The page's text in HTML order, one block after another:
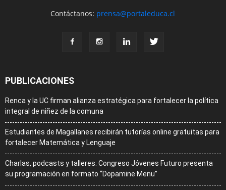
Contáctanos: prensa@portaleduca.cl
PUBLICACIONES
Renca y la UC firman alianza estratégica para fortalecer la política
integral de niñez de la comuna
Estudiantes de Magallanes recibirán tutorías online gratuitas para
fortalecer Matemática y Lenguaje
Charlas, podcasts y talleres: Congreso Jóvenes Futuro presenta
su programación en formato “Dopamine Menu”